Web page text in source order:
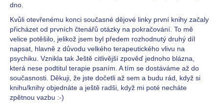
dno.
Kvůli otevřenému konci současné dějové linky první knihy začaly
přicházet od prvních čtenářů otázky na pokračování. To mě
velice potěšilo, jelikož jsem byl předem rozhodnutý druhý díl
napsat, hlavně z důvodu velkého terapeutického vlivu na
psychiku. Vznikla tak Ještě citlivější zpověď jednoho blázna,
která nese podtitul terapie psaním. A tím se dostáváme až do
současnosti. Děkuji, že jste dočetli až sem a budu rád, když si
knihu/knihy objednáte a ještě radši, když mi poté necháte
zpětnou vazbu :-)